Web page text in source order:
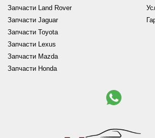
Запчасти Land Rover
Запчасти Jaguar
Запчасти Toyota
Запчасти Lexus
Запчасти Mazda
Запчасти Honda